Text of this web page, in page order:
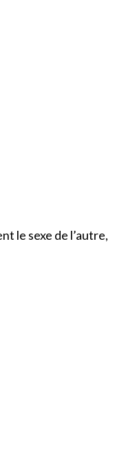
le sexe de l’autre,